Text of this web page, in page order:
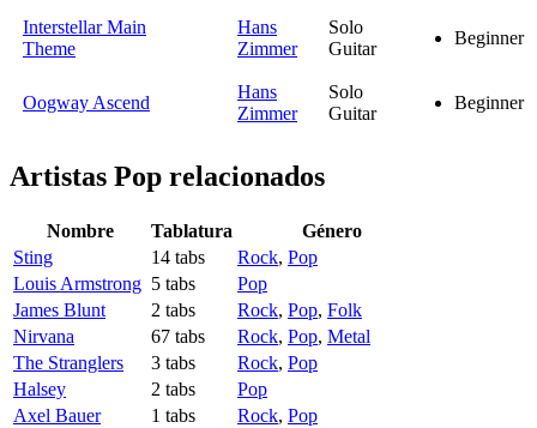
Interstellar Main
Theme
Hans
Zimmer
Solo
Guitar
Beginner
Oogway Ascend
Hans
Zimmer
Solo
Guitar
Beginner
Artistas Pop relacionados
Nombre Tablatura
Género
Sting
14 tabs Rock, Pop
Louis Armstrong 5 tabs
Pop
James Blunt
2 tabs Rock, Pop, Folk
Nirvana
67 tabs Rock, Pop, Metal
The Stranglers
3 tabs Rock, Pop
Halsey
2 tabs
Pop
Axel Bauer
1 tabs Rock, Pop